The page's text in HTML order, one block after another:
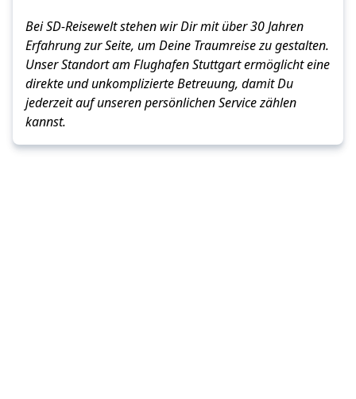
Bei SD-Reisewelt stehen wir Dir mit über 30 Jahren
Erfahrung zur Seite, um Deine Traumreise zu gestalten.
Unser Standort am Flughafen Stuttgart ermöglicht eine
direkte und unkomplizierte Betreuung, damit Du
jederzeit auf unseren persönlichen Service zählen
kannst.